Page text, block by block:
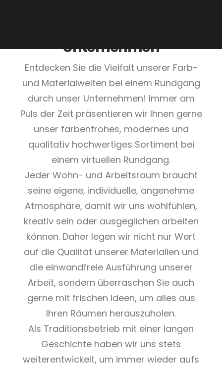
Unternehmen
Entdecken Sie die Vielfalt unserer Farb-
und Materialwelten bei einem Rundgang
durch unser Unternehmen! Immer am
Puls der Zeit präsentieren wir Ihnen gerne
unser farbenfrohes, modernes und
qualitativ hochwertiges Sortiment bei
einem virtuellen Rundgang.
Jeder Wohn- und Arbeitsraum braucht
seine eigene, individuelle, angenehme
Atmosphäre, damit wir uns wohlfühlen,
kreativ sein oder ausgeglichen arbeiten
können. Daher legen wir nicht nur Wert
auf die Qualität unserer Materialien und
die einwandfreie Ausführung unserer
Arbeit, sondern überraschen Sie auch
gerne mit frischen Ideen, um alles aus
Ihren Räumen herauszuholen.
Als Traditionsbetrieb mit einer langen
Geschichte haben wir uns stets
weiterentwickelt, um immer wieder aufs